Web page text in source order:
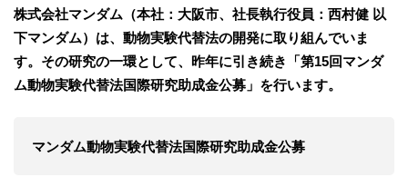
株式会社マンダム（本社：大阪市、社長執行役員：西村健 以
下マンダム）は、動物実験代替法の開発に取り組んでいま
す。その研究の一環として、昨年に引き続き「第15回マンダ
ム動物実験代替法国際研究助成金公募」を行います。
マンダム動物実験代替法国際研究助成金公募